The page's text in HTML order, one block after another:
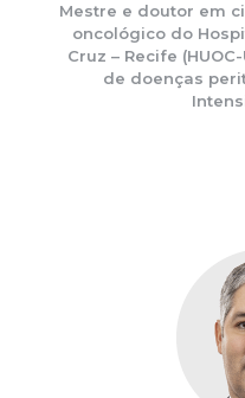
Mestre e doutor em
oncológico do
Cruz – Recife
de doenças